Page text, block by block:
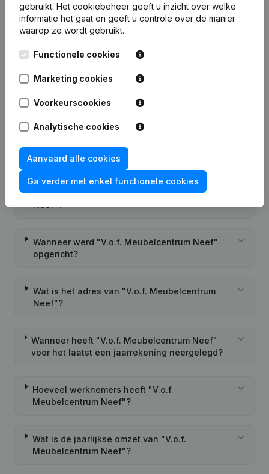
Veelgestelde vragen
Meubelcentrum Neef"?
Meubelcentrum Neef"?
Wat is het PEPPOL ID van "V.o.f. Meubelcentrum
Wanneer werd "V.o.f. Meubelcentrum Neef"
opgericht?
Wat is het adres van "V.o.f. Meubelcentrum
Neef"?
Wanneer heeft "V.o.f. Meubelcentrum Neef"
voor het laatst een jaarrekening neergelegd?
Hoeveel werknemers heeft "V.o.f.
Meubelcentrum Neef"?
Wat is de jaarlijkse omzet van "V.o.f.
Meubelcentrum Neef"?
gebruikt. Het cookiebeheer geeft u inzicht over welke
informatie het gaat en geeft u controle over de manier
waarop ze wordt gebruikt.
Functionele cookies
Marketing cookies
Voorkeurscookies
Analytische cookies
Aanvaard alle cookies
Ga verder met enkel functionele cookies